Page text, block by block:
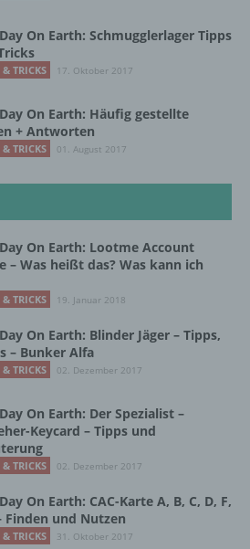
On Earth: Schmugglerlager Tipps
& TRICKS 17. Oktober 2017
On Earth: Häufig gestellte
+ Antworten
& TRICKS 01. August 2017
On Earth: Lootme Account
– Was heißt das? Was kann ich
& TRICKS 19. Januar 2018
On Earth: Blinder Jäger – Tipps,
– Bunker Alfa
& TRICKS 02. Dezember 2017
On Earth: Der Spezialist –
Keycard – Tipps und
& TRICKS 02. Dezember 2017
On Earth: CAC-Karte A, B, C, D, F,
Finden und Nutzen
& TRICKS 31. Oktober 2017
/ LocalStorage
teilweise so
LocalStorage und
dient dazu, unser Angebot
effektiver und sicherer zu
und SessionStorage ist
welcher ihr Browser Daten
oder mobilen Gerät
sind Textdateien, welche
auf einem
und gespeichert
die Verwendung von Cookies,
durch
in Ihrem Browser
und Server verwenden
enthalten eine sogenannte
ID ist eine eindeutige
Sie besteht aus einer
welche Internetseiten und
Internetbrowser zugeordnet
das Cookie gespeichert
es den besuchten
den individuellen
Person von anderen
andere Cookies enthalten,
bestimmter Internetbrowser